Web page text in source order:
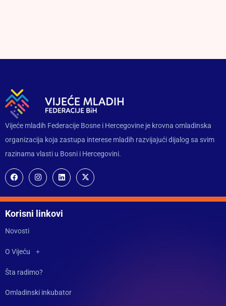
Vijeće mladih Federacije Bosne i Hercegovine je krovna omladinska
organizacija koja zastupa interese mladih razvijajući dijalog sa svim
razinama vlasti u Bosni i Hercegovini.
Korisni linkovi
Novosti
O Vijeću
Šta radimo?
Omladinski inkubator